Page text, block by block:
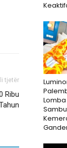
tjetër
Ribu